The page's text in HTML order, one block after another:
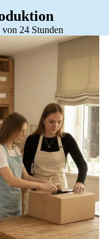
24 Stunden